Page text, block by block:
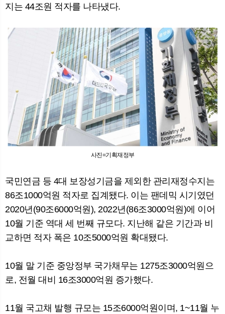
지는 44조원 적자를 나타냈다.
사진=기획재정부
국민연금 등 4대 보장성기금을 제외한 관리재정수지는
86조1000억원 적자로 집계됐다. 이는 팬데믹 시기였던
2020년(90조6000억원), 2022년(86조3000억원)에 이어
10월 기준 역대 세 번째 규모다. 지난해 같은 기간과 비
교하면 적자 폭은 10조5000억원 확대됐다.
10월 말 기준 중앙정부 국가채무는 1275조3000억원으
로, 전월 대비 16조3000억원 증가했다.
11월 국고채 발행 규모는 15조6000억원이며, 1~11월 누